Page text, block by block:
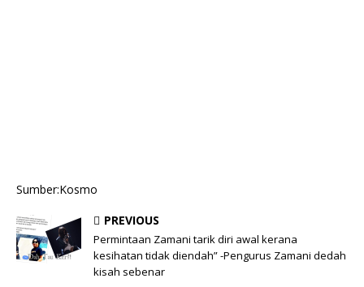
Sumber:Kosmo
PREVIOUS
Permintaan Zamani tarik diri awal kerana
kesihatan tidak diendah” -Pengurus Zamani dedah
kisah sebenar